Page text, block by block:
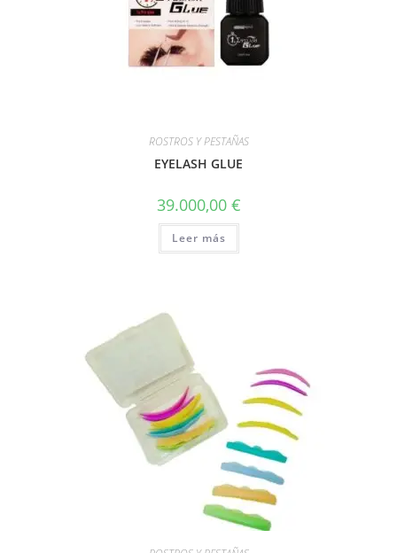
ROSTROS Y PESTAÑAS
EYELASH GLUE
39.000,00 €
Leer más